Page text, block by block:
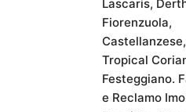
Lascaris,
Fiorenzuola,
Tropical
Festeggiano.
e Reclamo